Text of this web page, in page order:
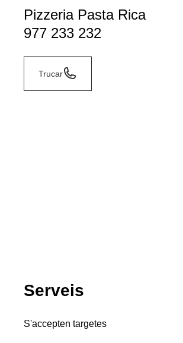
Pizzeria Pasta Rica
977 233 232
Trucar
Serveis
S'accepten targetes